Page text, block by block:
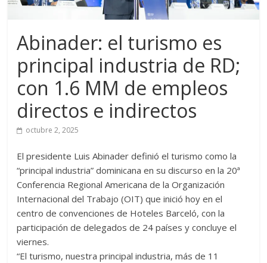
Abinader: el turismo es
principal industria de RD;
con 1.6 MM de empleos
directos e indirectos
octubre 2, 2025
El presidente Luis Abinader definió el turismo como la
“principal industria” dominicana en su discurso en la 20ª
Conferencia Regional Americana de la Organización
Internacional del Trabajo (OIT) que inició hoy en el
centro de convenciones de Hoteles Barceló, con la
participación de delegados de 24 países y concluye el
viernes.
“El turismo, nuestra principal industria, más de 11